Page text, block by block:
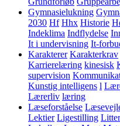
Gymnasielukning
2030 Hf Hhx Historie
Indeklima Indflydelse
It i undervisning It-
Karakterer Karakterkrav
Karrierelæring kinesisk
supervision
Kunstig intelligens l
Lærerliv læring
Læseforståelse
Lektier Ligestilling